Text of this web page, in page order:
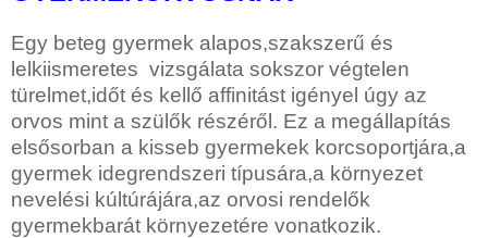
Egy beteg gyermek alapos,szakszerű és
lelkiismeretes vizsgálata sokszor végtelen
türelmet,időt és kellő affinitást igényel úgy az
orvos mint a szülők részéről. Ez a megállapítás
elsősorban a kisseb gyermekek korcsoportjára,a
gyermek idegrendszeri típusára,a környezet
nevelési kúltúrájára,az orvosi rendelők
gyermekbarát környezetére vonatkozik.